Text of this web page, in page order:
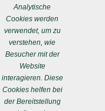
Analytische
Cookies werden
verwendet, um zu
verstehen, wie
Besucher mit der
Website
interagieren. Diese
Cookies helfen bei
der Bereitstellung